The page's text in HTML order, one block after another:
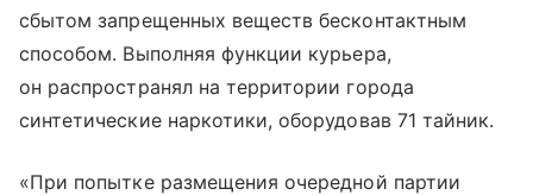
сбытом запрещенных веществ бесконтактным
способом. Выполняя функции курьера,
он распространял на территории города
синтетические наркотики, оборудовав 71 тайник.
«При попытке размещения очередной партии